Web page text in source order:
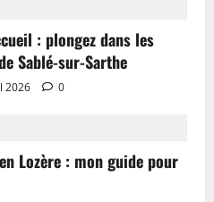
: plongez dans les
Sablé-sur-Sarthe
2026 0
Lozère : mon guide pour